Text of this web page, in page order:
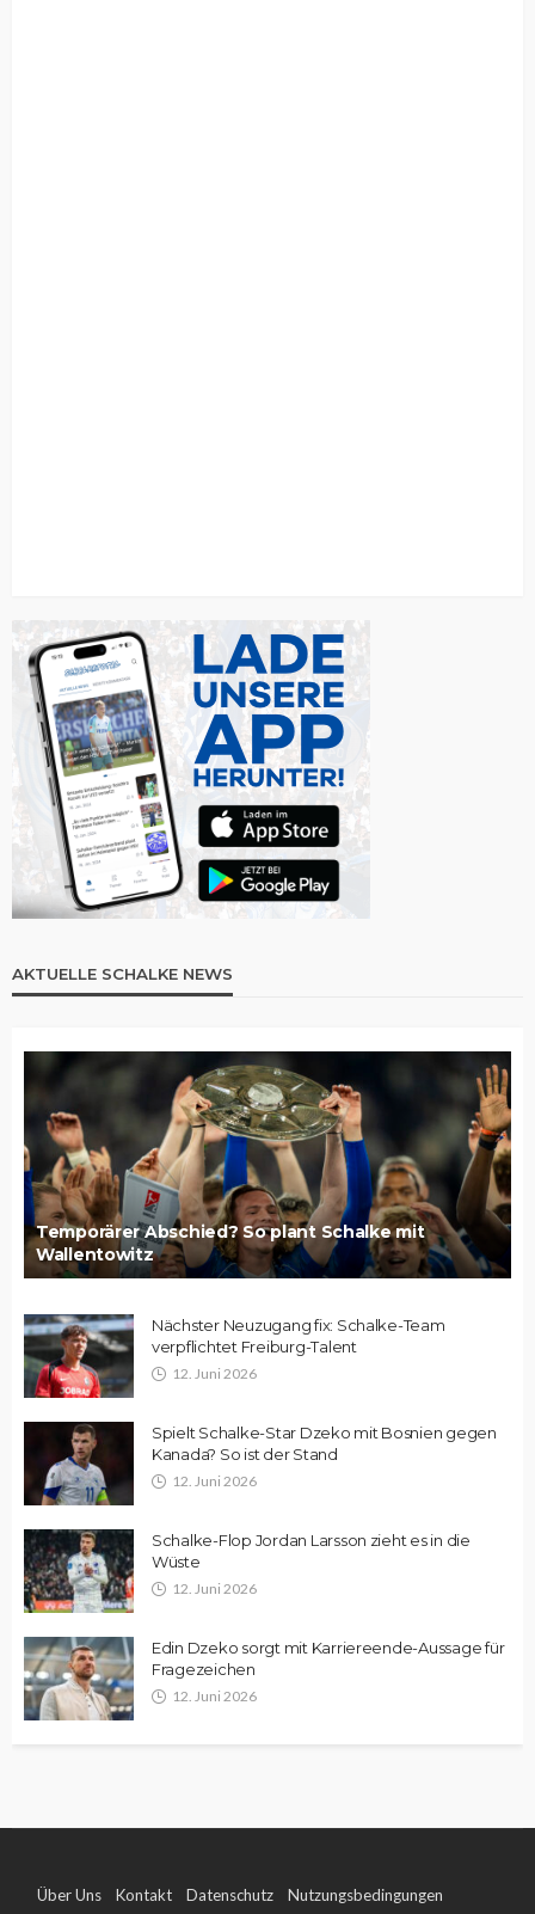
AKTUELLE SCHALKE NEWS
Temporärer Abschied? So plant Schalke mit
Wallentowitz
Nächster Neuzugang fix: Schalke-Team
verpflichtet Freiburg-Talent
12. Juni 2026
Spielt Schalke-Star Dzeko mit Bosnien gegen
Kanada? So ist der Stand
12. Juni 2026
Schalke-Flop Jordan Larsson zieht es in die
Wüste
12. Juni 2026
Edin Dzeko sorgt mit Karriereende-Aussage für
Fragezeichen
12. Juni 2026
Über Uns Kontakt Datenschutz Nutzungsbedingungen